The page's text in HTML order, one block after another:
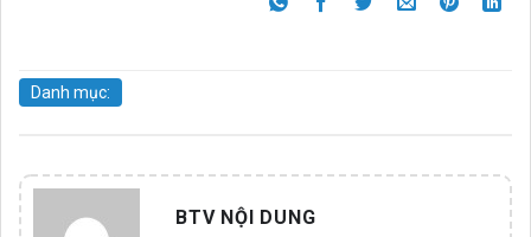
Danh mục:
BTV NỘI DUNG